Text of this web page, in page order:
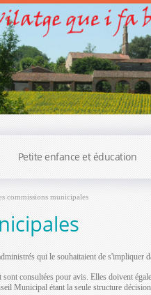
Petite enfance et éducation
commissions municipales
qui le souhaitaient de
consultées pour avis. Elles doivent
Municipal étant la seule structure